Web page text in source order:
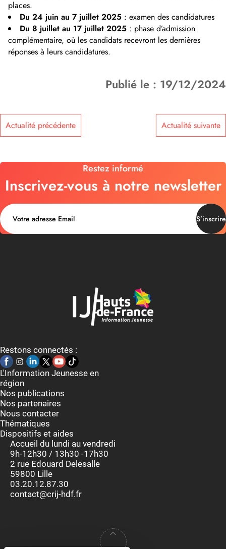
places.
Du 24 juin au 7 juillet 2025 : examen des candidatures
Du 8 juillet au 17 juillet 2025 : phase d’admission
complémentaire, où les candidats recevront les dernières
réponses à leurs candidatures.
Publié le : 19/12/2024
Actualité précédente Actualité suivante
Restez informé
Inscrivez-vous à notre newsletter
S’inscrire
Restons connectés :
L'Information Jeunesse en
région
Nos publications
Nos partenaires
Nous contacter
Thématiques
Dispositifs et aides
Accueil du lundi au vendredi
9h-12h30 / 13h30 -17h30
2 rue Edouard Delesalle
59800 Lille
03.20.12.87.30
contact@crij-hdf.fr